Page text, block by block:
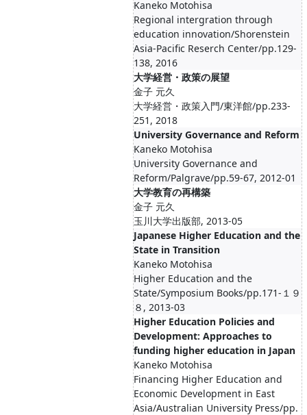
Kaneko Motohisa
Regional intergration through
education innovation/Shorenstein
Asia-Pacific Reserch Center/pp.129-
138, 2016
大学経営・政策の展望
金子 元久
大学経営・政策入門/東洋館/pp.233-
251, 2018
University Governance and Reform
Kaneko Motohisa
University Governance and
Reform/Palgrave/pp.59-67, 2012-01
大学教育の再構築
金子 元久
玉川大学出版部, 2013-05
Japanese Higher Education and the
State in Transition
Kaneko Motohisa
Higher Education and the
State/Symposium Books/pp.171-１９
８, 2013-03
Higher Education Policies and
Development: Approaches to
funding higher education in Japan
Kaneko Motohisa
Financing Higher Education and
Economic Development in East
Asia/Australian University Press/pp.